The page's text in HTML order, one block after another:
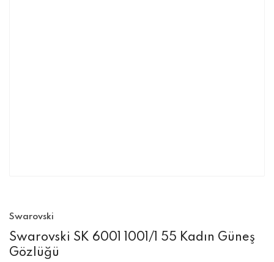
Swarovski
Swarovski SK 6001 1001/1 55 Kadın Güneş
Gözlüğü